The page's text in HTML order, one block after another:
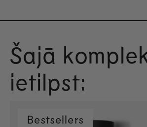
Šajā
ietilpst:
Bestsellers